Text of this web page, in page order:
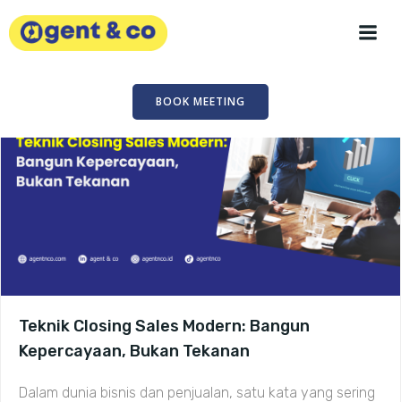
BOOK MEETING
Teknik Closing Sales Modern: Bangun
Kepercayaan, Bukan Tekanan
Dalam dunia bisnis dan penjualan, satu kata yang sering